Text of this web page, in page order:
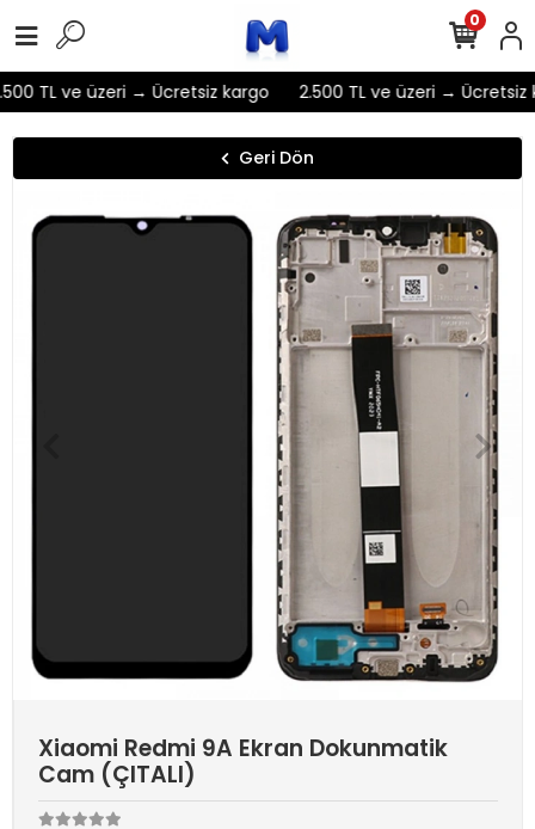
TL ve üzeri → Ücretsiz kargo 2.500 TL ve üzeri → Ücretsiz
0
Geri Dön
Xiaomi Redmi 9A Ekran Dokunmatik
Cam (ÇITALI)